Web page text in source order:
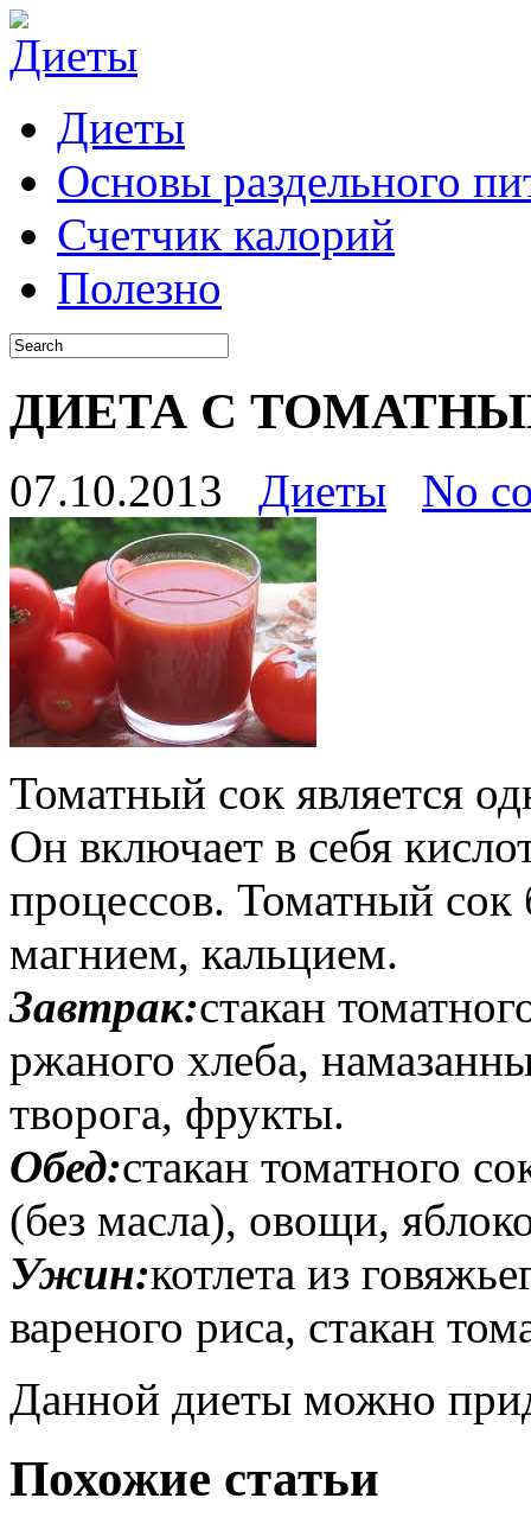
Диеты
Основы раздельного
Счетчик калорий
Полезно
ДИЕТА С
07.10.2013 Диеты No
Томатный сок является
Он включает в себя
процессов. Томатный сок
магнием, кальцием.
Завтрак:стакан
ржаного хлеба,
творога, фрукты.
Обед:стакан томатного
(без масла), овощи,
Ужин:котлета из
вареного риса, стакан
Данной диеты можно
Похожие статьи